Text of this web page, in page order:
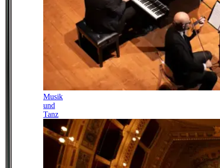
Musik
und
Tanz